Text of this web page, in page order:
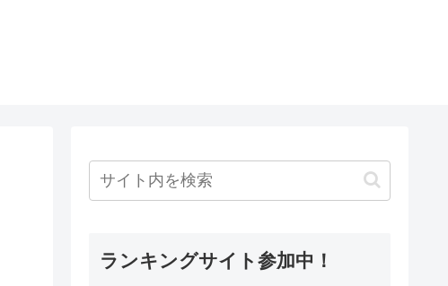
ランキングサイト参加中！